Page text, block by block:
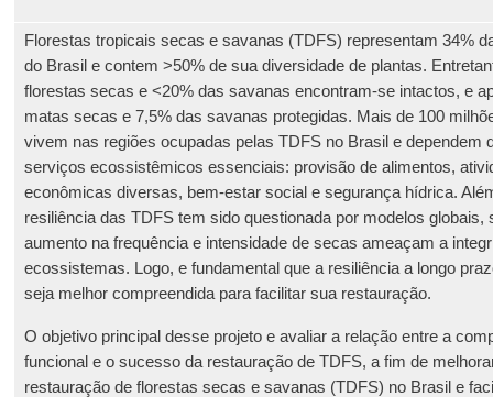
Florestas tropicais secas e savanas (TDFS) representam 34%
do Brasil e contem >50% de sua diversidade de plantas.
florestas secas e <20% das savanas encontram-se intactos, e
matas secas e 7,5% das savanas protegidas. Mais de 100
vivem nas regiões ocupadas pelas TDFS no Brasil e dependem
serviços ecossistêmicos essenciais: provisão de alimentos,
econômicas diversas, bem-estar social e segurança hídrica.
resiliência das TDFS tem sido questionada por modelos globais,
aumento na frequência e intensidade de secas ameaçam a
ecossistemas. Logo, e fundamental que a resiliência a longo
seja melhor compreendida para facilitar sua restauração.
O objetivo principal desse projeto e avaliar a relação entre a
funcional e o sucesso da restauração de TDFS, a fim de
restauração de florestas secas e savanas (TDFS) no Brasil e